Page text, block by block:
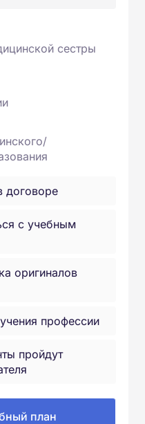
сестры
договоре
с учебным
оригиналов
профессии
пройдут
план